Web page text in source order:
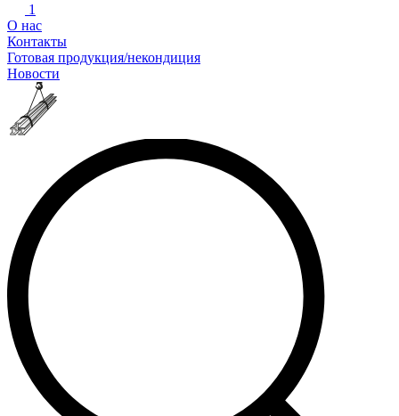
1
О нас
Контакты
Готовая продукция/некондиция
Новости